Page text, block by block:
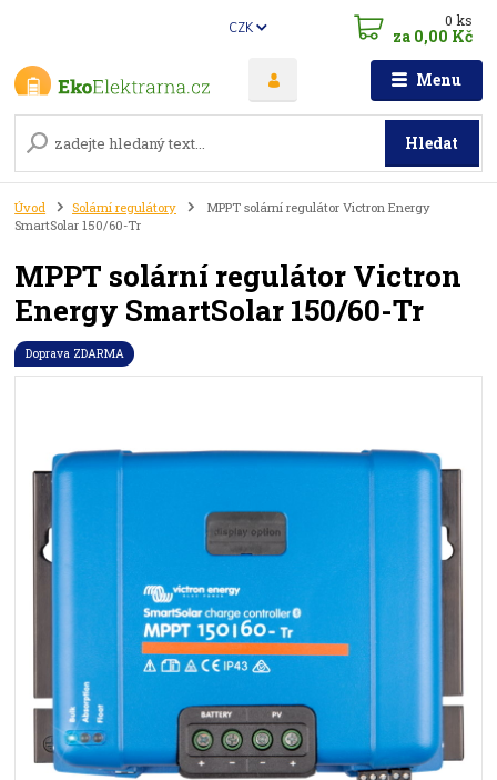
Menu
CZK
Hledat
0ks
za 0,00 Kč
Úvod Solární regulátory
MPPT solární regulátor Victron Energy
SmartSolar 150/60-Tr
MPPT solární regulátor Victron
Energy SmartSolar 150/60-Tr
Doprava ZDARMA